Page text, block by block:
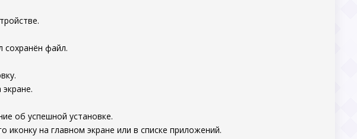
сохранён файл.
об успешной установке.
на главном экране или в списке приложений.